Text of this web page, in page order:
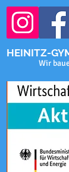
HEINITZ-
Wir